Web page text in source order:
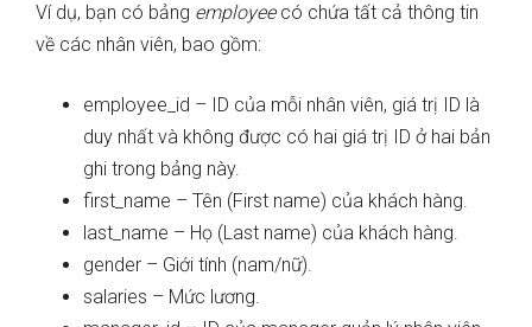
Ví dụ, bạn có bảng employee có chứa tất cả thông tin
về các nhân viên, bao gồm:
employee_id – ID của mỗi nhân viên, giá trị ID là
duy nhất và không được có hai giá trị ID ở hai bản
ghi trong bảng này.
first_name – Tên (First name) của khách hàng.
last_name – Họ (Last name) của khách hàng.
gender – Giới tính (nam/nữ).
salaries – Mức lương.